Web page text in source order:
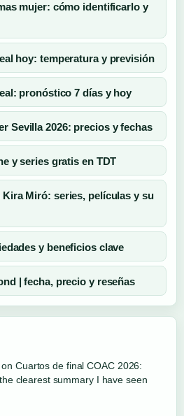
mujer: cómo identificarlo y
hoy: temperatura y previsión
pronóstico 7 días y hoy
Sevilla 2026: precios y fechas
y series gratis en TDT
Kira Miró: series, películas y su
y beneficios clave
| fecha, precio y reseñas
Cuartos de final COAC 2026:
clearest summary I have seen